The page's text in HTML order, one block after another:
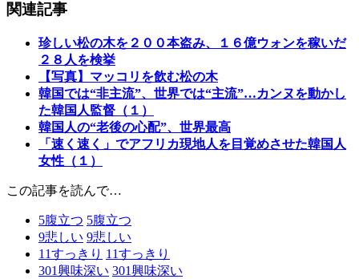
関連記事
珍しい松の木を２００本盗み、１６億ウォンを稼いだ
２８人を検挙
【写真】マッコリを飲む松の木
韓国では“非主流”、世界では“主流”…カンヌを動かし
た韓国人監督（１）
韓国人の“老後の心配”、世界最高
「速く速く」でアフリカ現地人を目覚めさせた韓国人
女性（１）
この記事を読んで…
5腹立つ 5腹立つ
9悲しい 9悲しい
11すっきり 11すっきり
301興味深い 301興味深い